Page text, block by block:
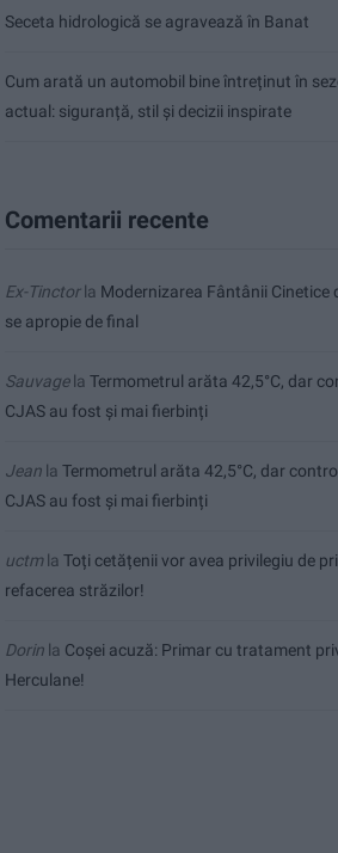
Seceta hidrologică se agravează în Banat
Cum arată un automobil bine întreținut în
actual: siguranță, stil și decizii inspirate
Comentarii recente
Ex-Tinctorla Modernizarea Fântânii Cinetice
se apropie de final
Sauvagela Termometrul arăta 42,5°C, dar
CJAS au fost și mai fierbinți
Jean la Termometrul arăta 42,5°C, dar
CJAS au fost și mai fierbinți
uctmla Toți cetățenii vor avea privilegiu de
refacerea străzilor!
Dorin la Coșei acuză: Primar cu tratament
Herculane!